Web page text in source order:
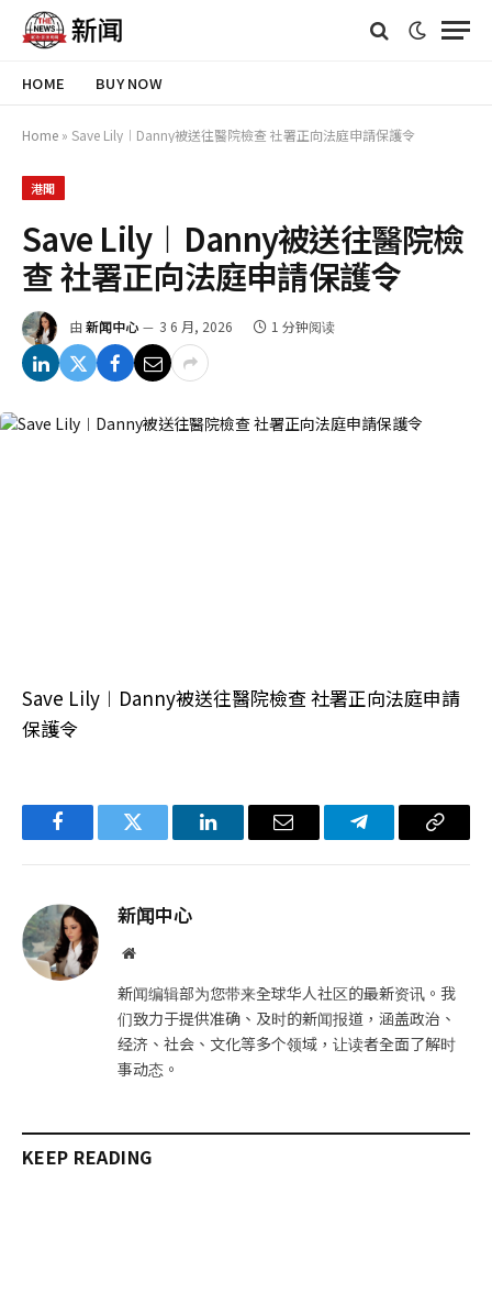
HOME BUY NOW
Home » Save Lily︱Danny被送往醫院檢查 社署正向法庭申請保護令
港聞
Save Lily︱Danny被送往醫院檢
查 社署正向法庭申請保護令
由 新闻中心 3 6 月, 2026 1 分钟阅读
Save Lily︱Danny被送往醫院檢查 社署正向法庭申請
保護令
FacebookTwitter LinkedIn电
Telegram复
新闻中心
网
新闻编辑部为您带来全球华人社区的最新资讯。我
们致力于提供准确、及时的新闻报道，涵盖政治、
经济、社会、文化等多个领域，让读者全面了解时
事动态。
KEEP READING